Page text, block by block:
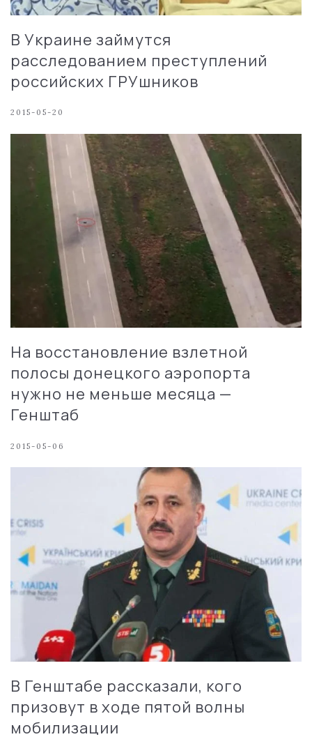
В Украине займутся
расследованием преступлений
российских ГРУшников
2015-05-20
На восстановление взлетной
полосы донецкого аэропорта
нужно не меньше месяца —
Генштаб
2015-05-06
В Генштабе рассказали, кого
призовут в ходе пятой волны
мобилизации